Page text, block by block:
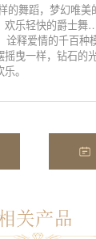
的舞蹈，梦幻唯美
欢乐轻快的爵士
诠释爱情的千百种
曳一样，钻石的
。